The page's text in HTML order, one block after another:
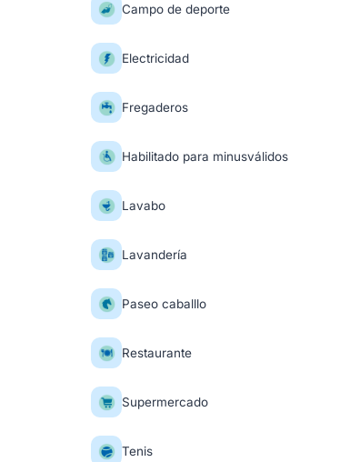
Campo de deporte
Electricidad
Fregaderos
Habilitado para minusválidos
Lavabo
Lavandería
Paseo caballlo
Restaurante
Supermercado
Tenis